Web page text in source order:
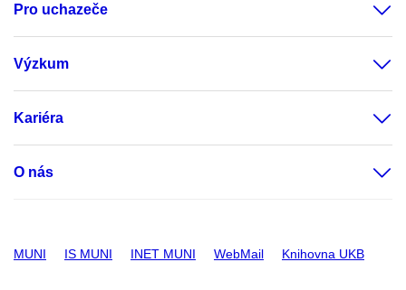
Pro uchazeče
Výzkum
Kariéra
O nás
MUNI IS MUNI INET MUNI WebMail Knihovna UKB